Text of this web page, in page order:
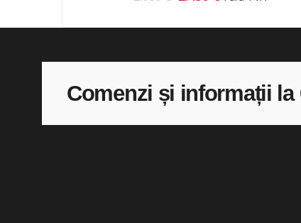
Comenzi și informații la